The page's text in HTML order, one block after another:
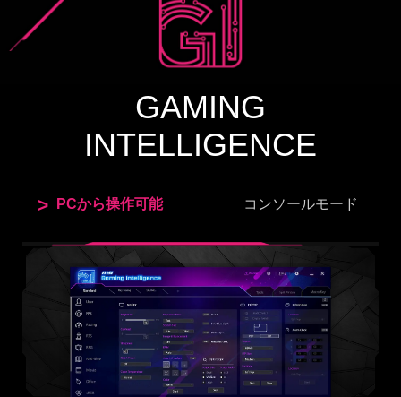
GAMING
INTELLIGENCE
PCから操作可能 コンソールモード
次世代家庭用ゲーム機対応
次世代家庭用ゲーム機との接続で、WQHD / 120Hz /
VRR / HDR表示や、OSDメニューからHDMI 2.1の設
定を「Console Mode」に変更することで、4K（ダ
ウンスキャン） / 120Hz / VRR / HDR表示にも対応
します。